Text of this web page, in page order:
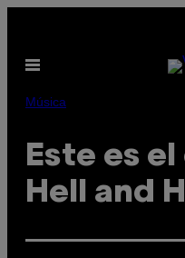
contenido
Abrir
Música
Este es
Hell and